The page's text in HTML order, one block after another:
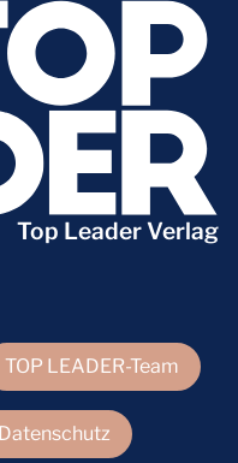
TOP LEADER-Team
Datenschutz
Top Leader Verlag